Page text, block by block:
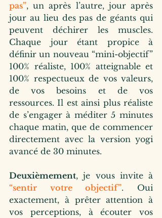
pas”, un après l’autre, jour après
jour au lieu des pas de géants qui
peuvent déchirer les muscles.
Chaque jour étant propice à
définir un nouveau “mini-objectif”
100% réaliste, 100% atteignable et
100% respectueux de vos valeurs,
de vos besoins et de vos
ressources. Il est ainsi plus réaliste
de s’engager à méditer 5 minutes
chaque matin, que de commencer
directement avec la version yogi
avancé de 30 minutes.
Deuxièmement
“sentir votre objectif”. Oui
exactement, à prêter attention à
vos perceptions, à écouter vos